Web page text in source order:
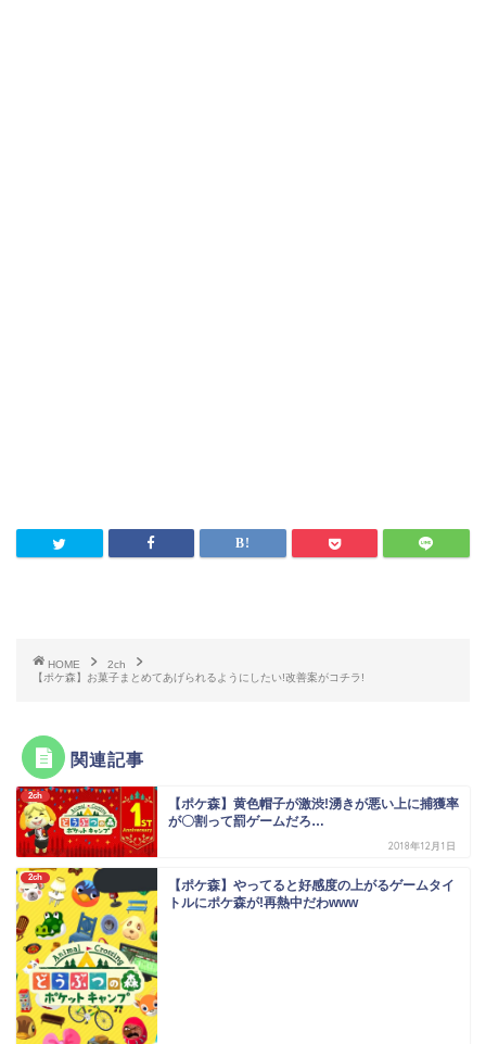
HOME
2ch
【ポケ森】お菓子まとめてあげられるようにしたい!改善案がコチラ!
関連記事
2ch
【ポケ森】黄色帽子が激渋!湧きが悪い上に捕獲率
が〇割って罰ゲームだろ…
2018年12月1日
2ch
【ポケ森】やってると好感度の上がるゲームタイ
トルにポケ森が!再熱中だわwww